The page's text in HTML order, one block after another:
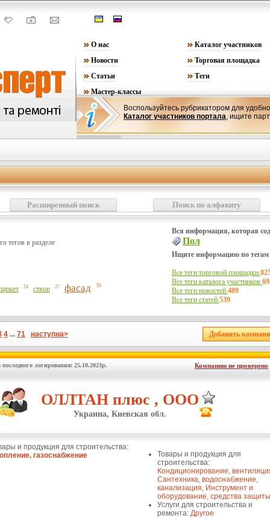
О нас
Каталог участников
Новости
Торговая площадка
Статьи
Теги
Мастер-классы
Воспользуйтесь рубрикатором для
Каталог участников портала, ищите
Поиск по алфавиту
Расширенный поиск
тегов в разделе
Вся информация, которая
Пол
24 створ 27 фасад 55
Ищите информацию по тегам
Все теги торговой площадки
Все теги каталога участников
Все теги новостей 489
Все теги статей 539
4 ... 71 наступна>
последнего логирования: 25.10.2023р. Компанию не проверено
ОЛЛТАН плюс , ООО
Украина, Киевская обл.
и продукция для строительства:
газоснабжение
Товары и продукция для
строительства:
Кондиционирование,
Сантехника, водоснабжение,
канализация, Инструмент и
оборудование, средства защиты
Услуги для строительства и
ремонта: Другое